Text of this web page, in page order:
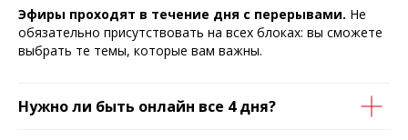
Эфиры проходят в течение дня с перерывами. Не
обязательно присутствовать на всех блоках: вы сможете
выбрать те темы, которые вам важны.
Нужно ли быть онлайн все 4 дня?